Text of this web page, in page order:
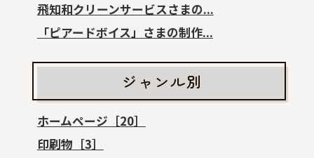
飛知和クリーンサービスさまの...
「ピアードボイス」さまの制作...
ジャンル別
ホームページ［20］
印刷物［3］